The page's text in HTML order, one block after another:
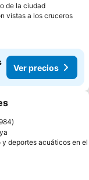
de la ciudad
vistas a los cruceros
Ver precios
y deportes acuáticos en el